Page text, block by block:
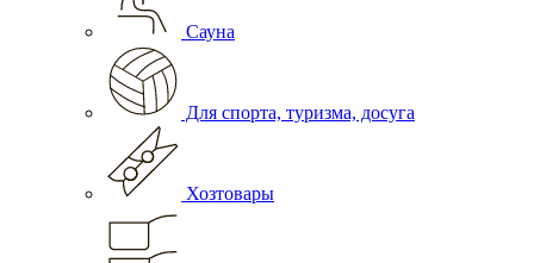
Сауна
Для спорта, туризма, досуга
Хозтовары